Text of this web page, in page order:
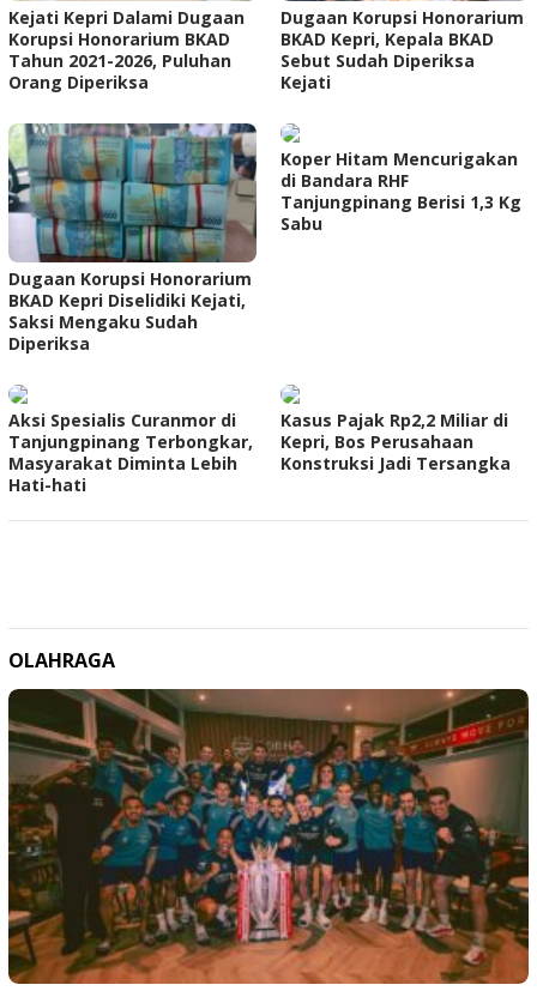
Kejati Kepri Dalami Dugaan
Korupsi Honorarium BKAD
Tahun 2021-2026, Puluhan
Orang Diperiksa
Dugaan Korupsi Honorarium
BKAD Kepri, Kepala BKAD
Sebut Sudah Diperiksa
Kejati
Dugaan Korupsi Honorarium
BKAD Kepri Diselidiki Kejati,
Saksi Mengaku Sudah
Diperiksa
Koper Hitam Mencurigakan
di Bandara RHF
Tanjungpinang Berisi 1,3 Kg
Sabu
Aksi Spesialis Curanmor di
Tanjungpinang Terbongkar,
Masyarakat Diminta Lebih
Hati-hati
Kasus Pajak Rp2,2 Miliar di
Kepri, Bos Perusahaan
Konstruksi Jadi Tersangka
OLAHRAGA